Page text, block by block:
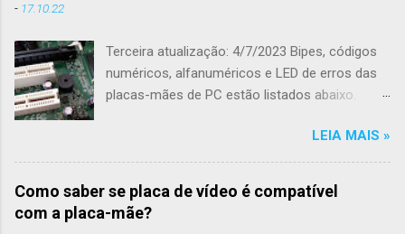
m
n
t
á
r
i
o
- 17.10.22
Terceira atualização: 4/7/2023 Bipes, códigos
numéricos, alfanuméricos e LED de erros das
placas-mães de PC estão listados abaixo.
sites de suporte das fabricantes de placas-
mães de modo a não ter qualquer informação
equivocada. As marcas de placas-mães
podem ter 1, 2 ou 3 listas diferentes de
LEIA MAIS »
Como saber se placa de vídeo é compatível
com a placa-mãe?